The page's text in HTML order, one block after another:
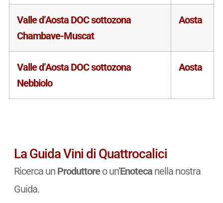
Valle d’Aosta DOC sottozona
Chambave-Muscat
Aosta
Valle d’Aosta DOC sottozona
Nebbiolo
Aosta
La Guida Vini di Quattrocalici
Ricerca un Produttoreo un’Enotecanella nostra
Guida.